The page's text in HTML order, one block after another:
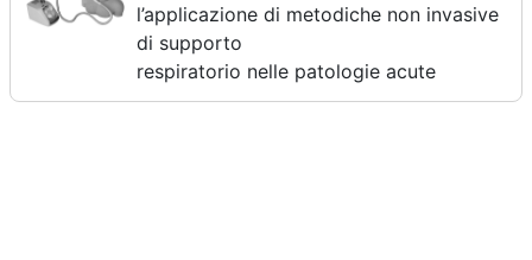
l’applicazione di metodiche non invasive
di supporto
respiratorio nelle patologie acute